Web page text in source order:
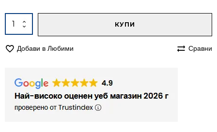
количество
за
200/250
кремав
тера
КУПИ
Добави в Любими Сравни